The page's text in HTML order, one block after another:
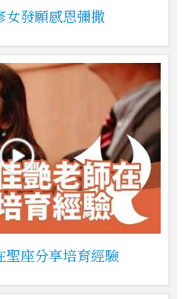
女發願感恩彌撒
聖座分享培育經驗